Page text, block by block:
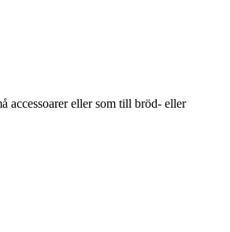
accessoarer eller som till bröd- eller